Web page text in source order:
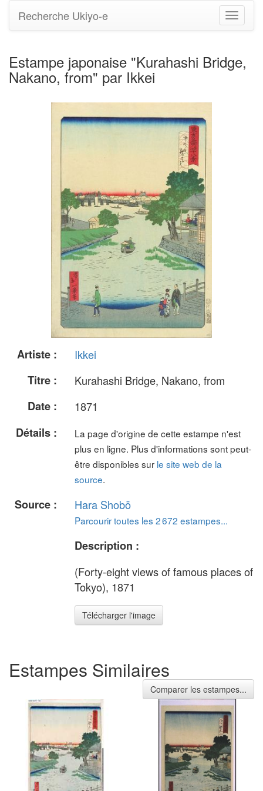
Basculer
la
Recherche Ukiyo-e
Estampe japonaise "Kurahashi Bridge,
Nakano, from" par Ikkei
Artiste :
Ikkei
Titre :
Kurahashi Bridge, Nakano, from
Date :
1871
Détails :
La page d'origine de cette estampe n'est
plus en ligne. Plus d'informations sont peut-
être disponibles sur le site web de la
source.
Source : Hara Shobō
Parcourir toutes les 2 672 estampes...
Description :
(Forty-eight views of famous places of
Tokyo), 1871
Télécharger l'image
Estampes Similaires
Comparer les estampes...